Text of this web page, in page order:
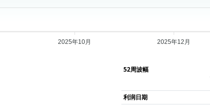
2025年10月 2025年12月
52周波幅
利润日期